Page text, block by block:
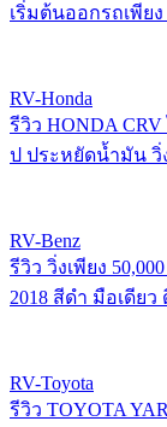
เริ่มต้นออกรถเพีย
RV-Honda
รีวิว HONDA
ป ประหยัดน้ำมัน วิ่
RV-Benz
รีวิว วิ่งเพียง
2018 สีดำ มือเดีย
RV-Toyota
รีวิว TOYOTA